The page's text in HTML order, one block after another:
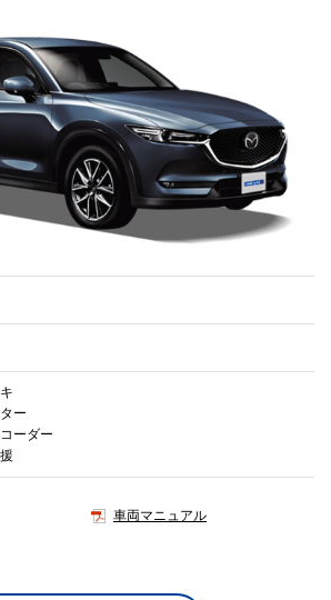
ー
ーダー
車両マニュアル